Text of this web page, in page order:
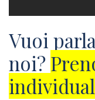
Vuoi
noi?